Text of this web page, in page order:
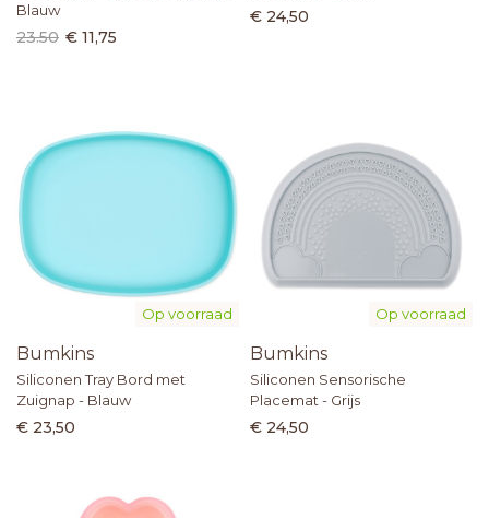
Blauw
23.50 € 11,75
€ 24,50
Op voorraad
Bumkins
Siliconen Tray Bord met
Zuignap - Blauw
€ 23,50
Op voorraad
Bumkins
Siliconen Sensorische
Placemat - Grijs
€ 24,50